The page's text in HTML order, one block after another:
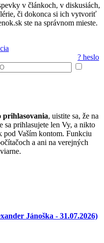
v článkoch, v diskusiách,
či dokonca si ich vytvoriť
ste na správnom mieste.
? heslo
prihlasovania, uistite sa, že na
prihlasujete len Vy, a nikto
pod Vaším kontom. Funkciu
a ani na verejných
Jánoška - 31.07.2026)